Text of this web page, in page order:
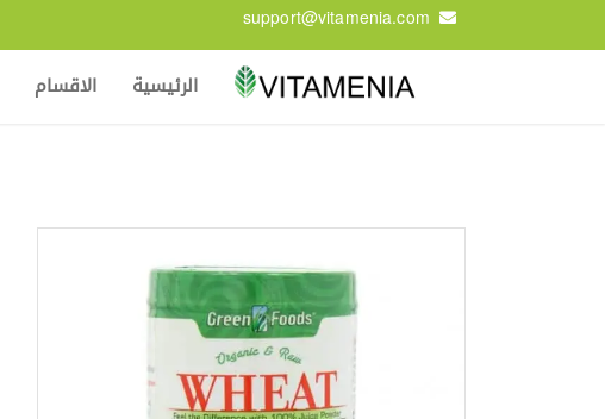
support@vitamenia.com
الرئيسية الاقسام